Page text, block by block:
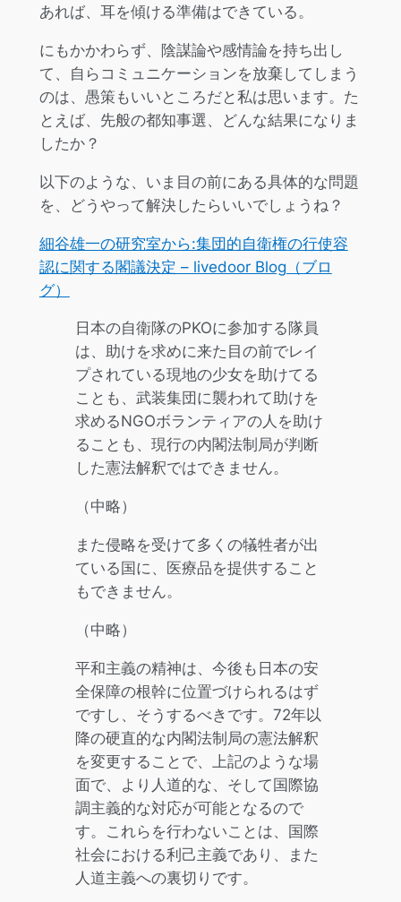
あれば、耳を傾ける準備はできている。
にもかかわらず、陰謀論や感情論を持ち出し
て、自らコミュニケーションを放棄してしまう
のは、愚策もいいところだと私は思います。た
とえば、先般の都知事選、どんな結果になりま
したか？
以下のような、いま目の前にある具体的な問題
を、どうやって解決したらいいでしょうね？
細谷雄一の研究室から:集団的自衛権の行使容
認に関する閣議決定 – livedoor Blog（ブロ
グ）
日本の自衛隊のPKOに参加する隊員
は、助けを求めに来た目の前でレイ
プされている現地の少女を助けてる
ことも、武装集団に襲われて助けを
求めるNGOボランティアの人を助け
ることも、現行の内閣法制局が判断
した憲法解釈ではできません。
（中略）
また侵略を受けて多くの犠牲者が出
ている国に、医療品を提供すること
もできません。
（中略）
平和主義の精神は、今後も日本の安
全保障の根幹に位置づけられるはず
ですし、そうするべきです。72年以
降の硬直的な内閣法制局の憲法解釈
を変更することで、上記のような場
面で、より人道的な、そして国際協
調主義的な対応が可能となるので
す。これらを行わないことは、国際
社会における利己主義であり、また
人道主義への裏切りです。